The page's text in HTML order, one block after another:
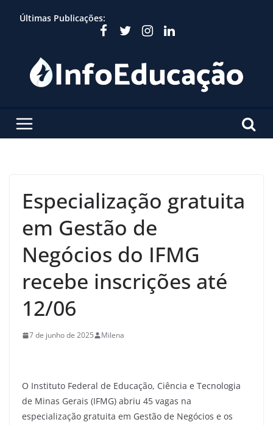
Últimas Publicações:
Especialização gratuita
em Gestão de
Negócios do IFMG
recebe inscrições até
12/06
7 de junho de 2025 Milena
O Instituto Federal de Educação, Ciência e Tecnologia
de Minas Gerais (IFMG) abriu 45 vagas na
especialização gratuita em Gestão de Negócios e os